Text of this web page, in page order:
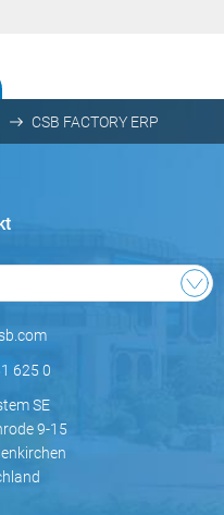
CSB FACTORY ERP
625 0
SE
9-15